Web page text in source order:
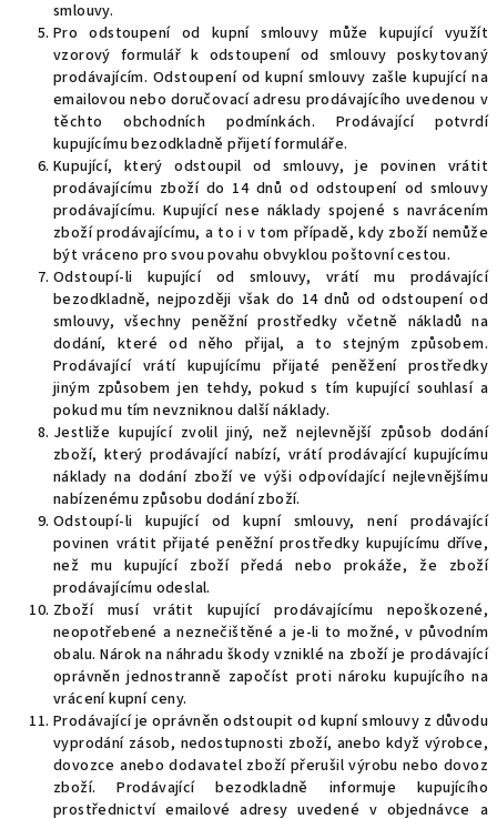
smlouvy.
Pro odstoupení od kupní smlouvy může kupující využít
vzorový formulář k odstoupení od smlouvy poskytovaný
prodávajícím. Odstoupení od kupní smlouvy zašle kupující na
emailovou nebo doručovací adresu prodávajícího uvedenou v
těchto obchodních podmínkách. Prodávající potvrdí
kupujícímu bezodkladně přijetí formuláře.
Kupující, který odstoupil od smlouvy, je povinen vrátit
prodávajícímu zboží do 14 dnů od odstoupení od smlouvy
prodávajícímu. Kupující nese náklady spojené s navrácením
zboží prodávajícímu, a to i v tom případě, kdy zboží nemůže
být vráceno pro svou povahu obvyklou poštovní cestou.
Odstoupí-li kupující od smlouvy, vrátí mu prodávající
bezodkladně, nejpozději však do 14 dnů od odstoupení od
smlouvy, všechny peněžní prostředky včetně nákladů na
dodání, které od něho přijal, a to stejným způsobem.
Prodávající vrátí kupujícímu přijaté peněžení prostředky
jiným způsobem jen tehdy, pokud s tím kupující souhlasí a
pokud mu tím nevzniknou další náklady.
Jestliže kupující zvolil jiný, než nejlevnější způsob dodání
zboží, který prodávající nabízí, vrátí prodávající kupujícímu
náklady na dodání zboží ve výši odpovídající nejlevnějšímu
nabízenému způsobu dodání zboží.
Odstoupí-li kupující od kupní smlouvy, není prodávající
povinen vrátit přijaté peněžní prostředky kupujícímu dříve,
než mu kupující zboží předá nebo prokáže, že zboží
prodávajícímu odeslal.
Zboží musí vrátit kupující prodávajícímu nepoškozené,
neopotřebené a neznečištěné a je-li to možné, v původním
obalu. Nárok na náhradu škody vzniklé na zboží je prodávající
oprávněn jednostranně započíst proti nároku kupujícího na
vrácení kupní ceny.
Prodávající je oprávněn odstoupit od kupní smlouvy z důvodu
vyprodání zásob, nedostupnosti zboží, anebo když výrobce,
dovozce anebo dodavatel zboží přerušil výrobu nebo dovoz
zboží. Prodávající bezodkladně informuje kupujícího
prostřednictví emailové adresy uvedené v objednávce a